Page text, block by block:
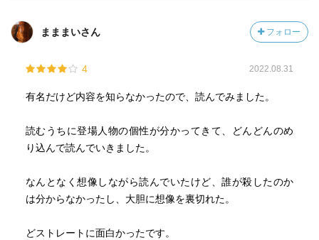
まままいさん フォロー
4 2022.08.31
有名だけど内容を知らなかったので、読んでみました。
読むうちに登場人物の個性が分かってきて、どんどんのめ
り込んで読んでいきました。
なんとなく想像しながら読んでいたけど、誰が殺したのか
は分からなかったし、大胆に想像を裏切れた。
どストレートに面白かったです。